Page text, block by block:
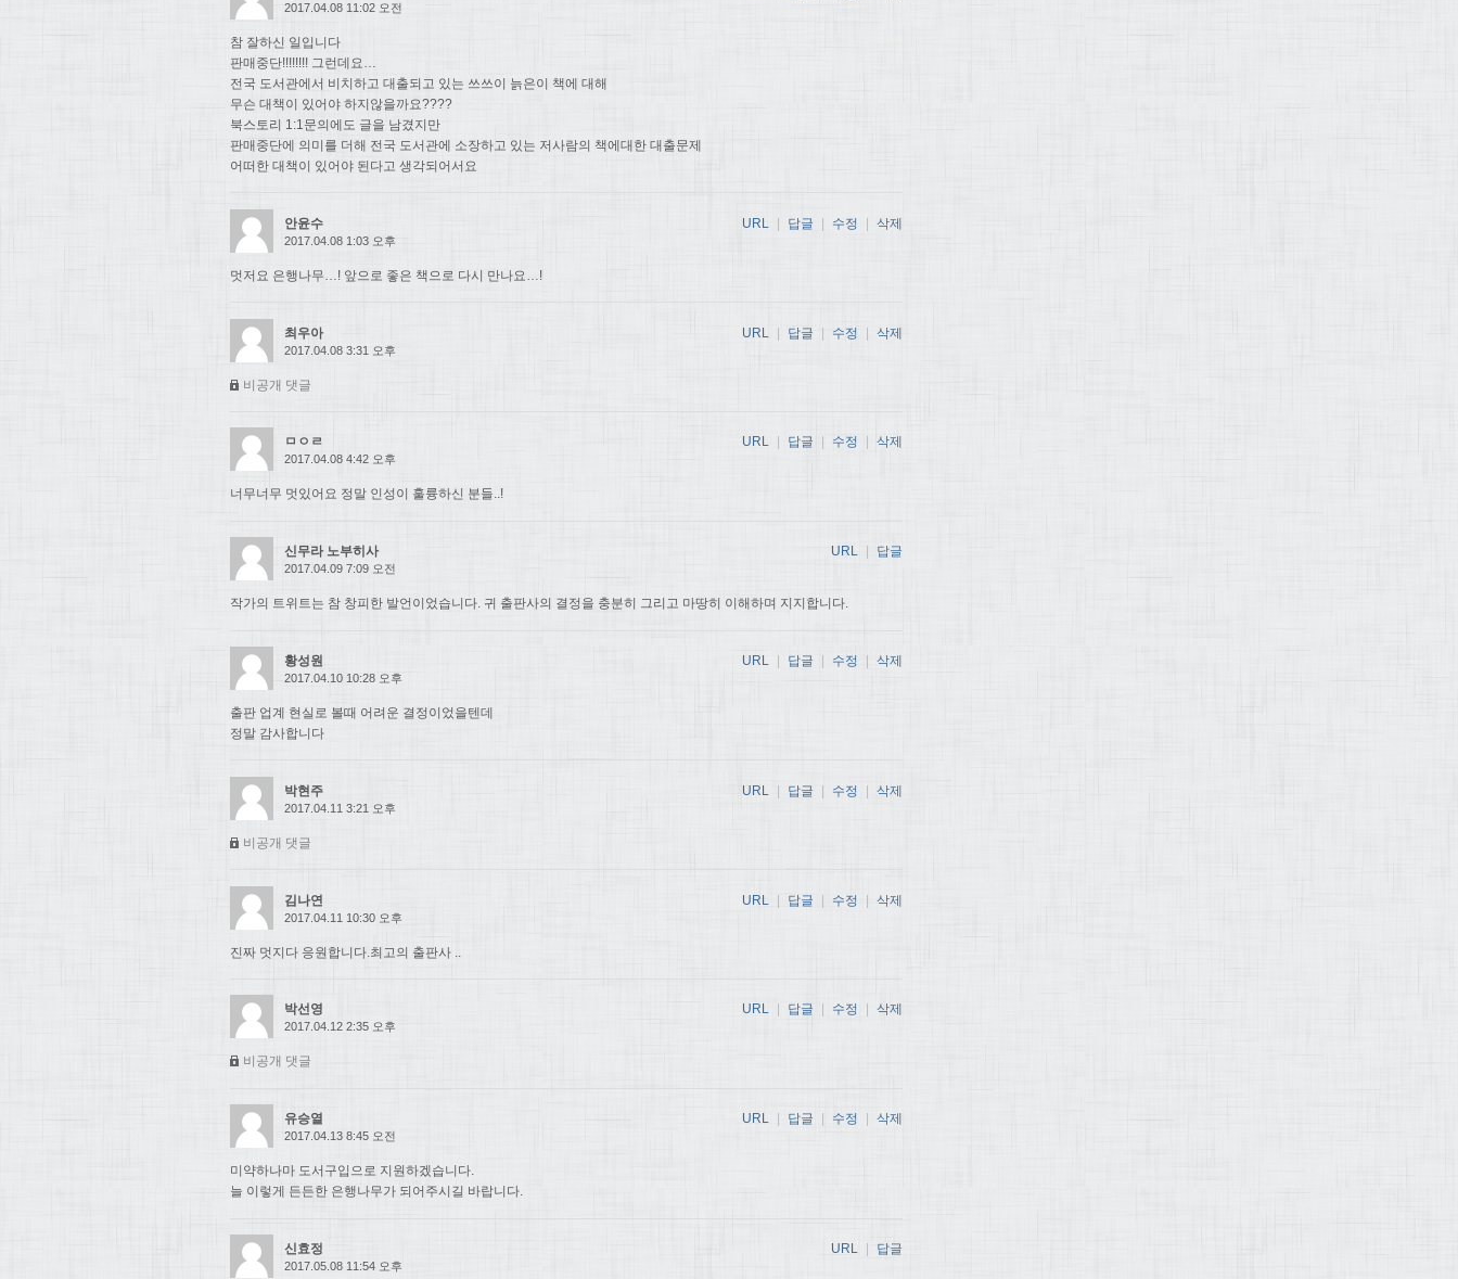
2017.04.08 11:02 오전
참 잘하신 일입니다
판매중단!!!!!!!! 그런데요…
전국 도서관에서 비치하고 대출되고 있는 쓰쓰이 늙은이 책에 대해
무슨 대책이 있어야 하지않을까요????
북스토리 1:1문의에도 글을 남겼지만
판매중단에 의미를 더해 전국 도서관에 소장하고 있는 저사람의 책에대한 대출문제
어떠한 대책이 있어야 된다고 생각되어서요
안윤수
2017.04.08 1:03 오후
멋저요 은행나무…! 앞으로 좋은 책으로 다시 만나요…!
URL | 답글 | 수정 | 삭제
최우아
2017.04.08 3:31 오후
비공개 댓글
URL | 답글 | 수정 | 삭제
ㅁㅇㄹ
2017.04.08 4:42 오후
너무너무 멋있어요 정말 인성이 훌륭하신 분들..!
URL 답글 수정 삭제
신무라 노부히사
2017.04.09 7:09 오전
작가의 트위트는 참 창피한 발언이었습니다. 귀 출판사의 결정을 충분히 그리고 마땅히 이해하며 지지합니다.
URL 답글
황성원
2017.04.10 10:28 오후
출판 업계 현실로 볼때 어려운 결정이었을텐데
정말 감사합니다
URL 답글 수정 삭제
박현주
2017.04.11 3:21 오후
비공개 댓글
URL | 답글 | 수정 | 삭제
김나연
2017.04.11 10:30 오후
진짜 멋지다 응원합니다.최고의 출판사 ..
URL | 답글 | 수정 | 삭제
박선영
2017.04.12 2:35 오후
비공개 댓글
URL 답글 수정 삭제
유승열
2017.04.13 8:45 오전
미약하나마 도서구입으로 지원하겠습니다.
늘 이렇게 든든한 은행나무가 되어주시길 바랍니다.
URL 답글 수정 삭제
신효정
2017.05.08 11:54 오후
URL 답글